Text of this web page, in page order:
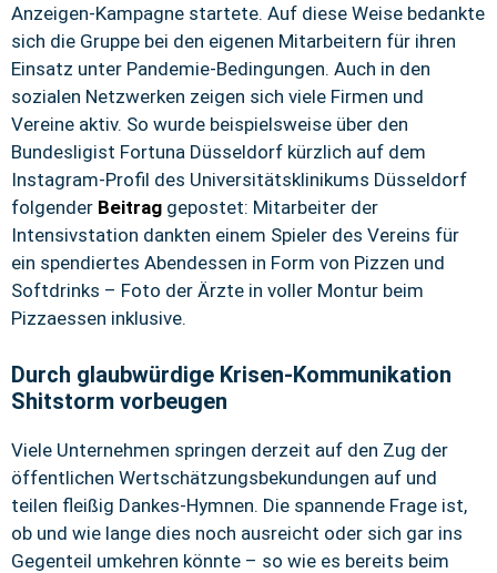
Anzeigen-Kampagne startete. Auf diese Weise bedankte
sich die Gruppe bei den eigenen Mitarbeitern für ihren
Einsatz unter Pandemie-Bedingungen. Auch in den
sozialen Netzwerken zeigen sich viele Firmen und
Vereine aktiv. So wurde beispielsweise über den
Bundesligist Fortuna Düsseldorf kürzlich auf dem
Instagram-Profil des Universitätsklinikums Düsseldorf
folgender Beitrag gepostet: Mitarbeiter der
Intensivstation dankten einem Spieler des Vereins für
ein spendiertes Abendessen in Form von Pizzen und
Softdrinks – Foto der Ärzte in voller Montur beim
Pizzaessen inklusive.
Durch glaubwürdige Krisen-Kommunikation
Shitstorm vorbeugen
Viele Unternehmen springen derzeit auf den Zug der
öffentlichen Wertschätzungsbekundungen auf und
teilen fleißig Dankes-Hymnen. Die spannende Frage ist,
ob und wie lange dies noch ausreicht oder sich gar ins
Gegenteil umkehren könnte – so wie es bereits beim